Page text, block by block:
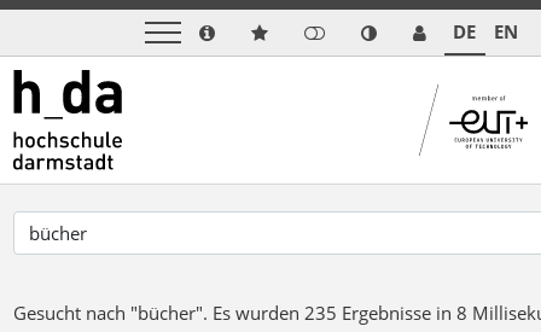
DE EN
Gesucht nach "bücher". Es wurden 235 Ergebnisse in 8